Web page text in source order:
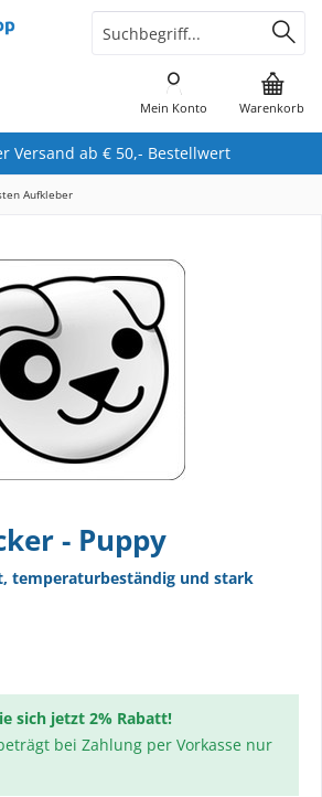
Versand ab € 50,- Bestellwert
Warenkorb
Mein Konto
Aufkleber
- Puppy
temperaturbeständig und stark
sich jetzt 2% Rabatt!
bei Zahlung per Vorkasse nur